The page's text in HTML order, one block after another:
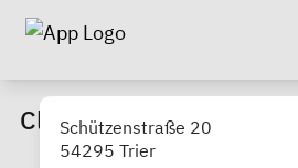
Club Aktiv e. V.
Schützenstraße 20
54295 Trier